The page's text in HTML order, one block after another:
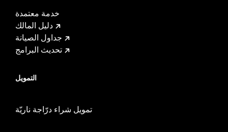
خدمة معتمدة
دليل المالك
جداول الصيانة
تحديث البرامج
التمويل
تمويل شراء درّاجة ناريّة